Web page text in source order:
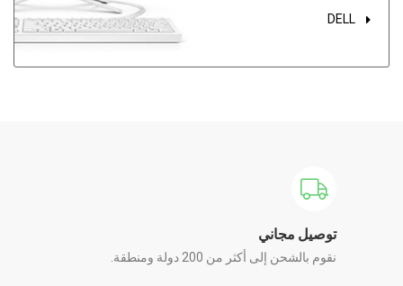
DELL
توصيل مجاني
نقوم بالشحن إلى أكثر من 200 دولة ومنطقة.